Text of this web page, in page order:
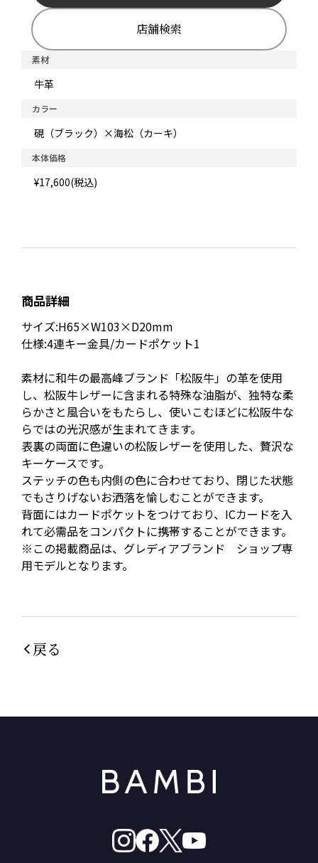
素材
牛革
カラー
硯（ブラック）×海松（カーキ）
本体価格
¥17,600(税込)
店舗検索
商品詳細
サイズ:H65×W103×D20mm
仕様:4連キー金具/カードポケット1
素材に和牛の最高峰ブランド「松阪牛」の革を使用
し、松阪牛レザーに含まれる特殊な油脂が、独特な柔
らかさと風合いをもたらし、使いこむほどに松阪牛な
らではの光沢感が生まれてきます。
表裏の両面に色違いの松阪レザーを使用した、贅沢な
キーケースです。
ステッチの色も内側の色に合わせており、閉じた状態
でもさりげないお洒落を愉しむことができます。
背面にはカードポケットをつけており、ICカードを入
れて必需品をコンパクトに携帯することができます。
※この掲載商品は、グレディアブランド ショップ専
用モデルとなります。
戻る